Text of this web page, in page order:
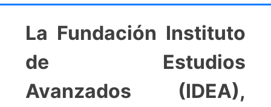
La Fundación Instituto
de Estudios
Avanzados (IDEA),